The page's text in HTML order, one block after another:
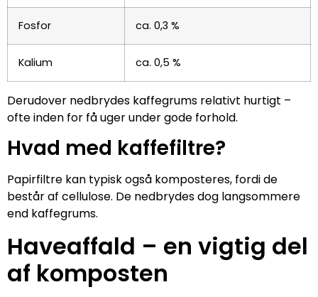
Fosfor ca. 0,3 %
Kalium ca. 0,5 %
Derudover nedbrydes kaffegrums relativt hurtigt –
ofte inden for få uger under gode forhold.
Hvad med kaffefiltre?
Papirfiltre kan typisk også komposteres, fordi de
består af cellulose. De nedbrydes dog langsommere
end kaffegrums.
Haveaffald – en vigtig del
af komposten